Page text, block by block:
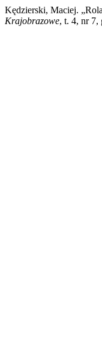
Kędzierski, Maciej.
Krajobrazowe, t. 4, nr 7,